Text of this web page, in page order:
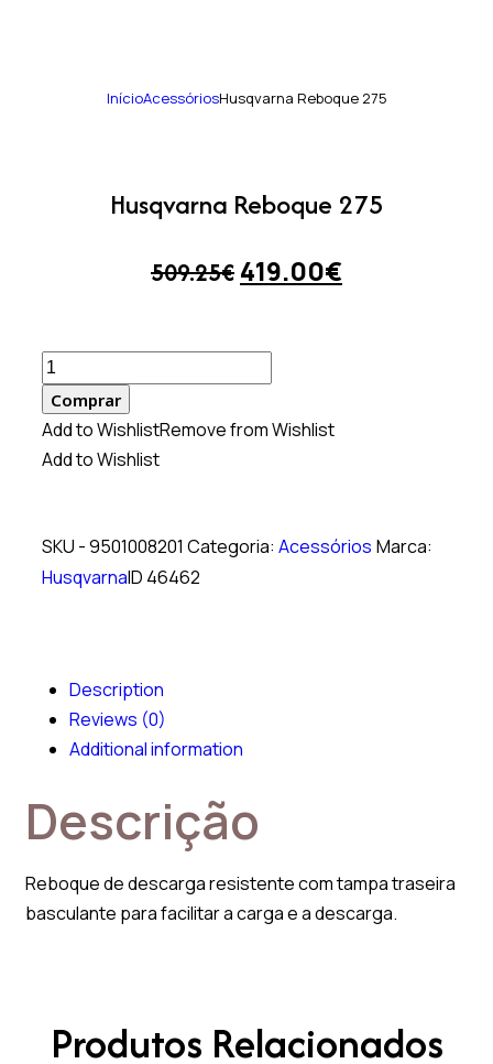
InícioAcessóriosHusqvarna Reboque 275
Husqvarna Reboque 275
509.25€419.00€
Comprar
Add to WishlistRemove from Wishlist
Add to Wishlist
SKU -9501008201 Categoria: Acessórios Marca:
HusqvarnaID 46462
Description
Reviews (0)
Additional information
Descrição
Reboque de descarga resistente com tampa traseira
basculante para facilitar a carga e a descarga.
Produtos Relacionados